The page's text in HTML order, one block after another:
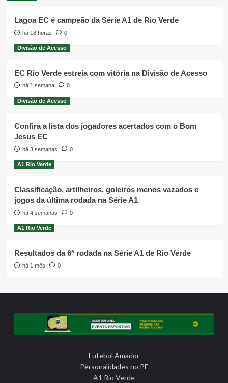
Lagoa EC é campeão da Série A1 de Rio Verde
há 18 horas 0
Divisão de Acesso
EC Rio Verde estreia com vitória na Divisão de Acesso
há 1 semana 0
Divisão de Acesso
Confira a lista dos jogadores acertados com o Bom
Jesus EC
há 3 semanas 0
A1 Rio Verde
Classificação, artilheiros, goleiros menos vazados e
jogos da última rodada na Série A1
há 4 semanas 0
A1 Rio Verde
Resultados da 6ª rodada na Série A1 de Rio Verde
há 1 mês 0
Futebol Amador
Personalidades no PE
A1 Rio Verde